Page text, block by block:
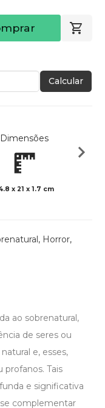
Calcular
Dimensões
x 21 x 1.7 cm
, Horror,
ao sobrenatural,
de seres ou
e, esses,
profanos. Tais
e significativa
complementar